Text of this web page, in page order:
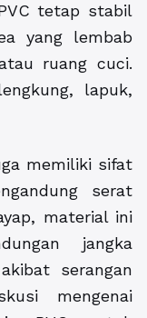
tetap stabil
yang lembab
ruang cuci.
lapuk,
memiliki sifat
serat
material ini
jangka
serangan
mengenai